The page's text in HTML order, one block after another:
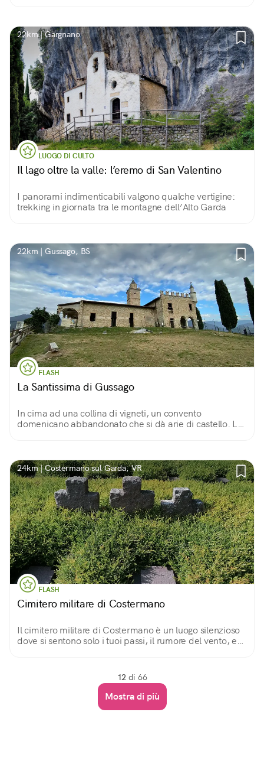
22km | Gargnano
LUOGO DI CULTO
Il lago oltre la valle: l’eremo di San Valentino
I panorami indimenticabili valgono qualche vertigine:
trekking in giornata tra le montagne dell’Alto Garda
22km | Gussago, BS
FLASH
La Santissima di Gussago
In cima ad una collina di vigneti, un convento
domenicano abbandonato che si dà arie di castello. La
24km | Costermano sul Garda, VR
FLASH
Cimitero militare di Costermano
Il cimitero militare di Costermano è un luogo silenzioso
dove si sentono solo i tuoi passi, il rumore del vento, e
12 di 66
Mostra di più